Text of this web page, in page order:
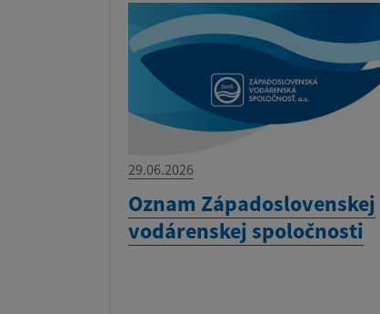
29.06.2026
Oznam Západoslovenskej
vodárenskej spoločnosti